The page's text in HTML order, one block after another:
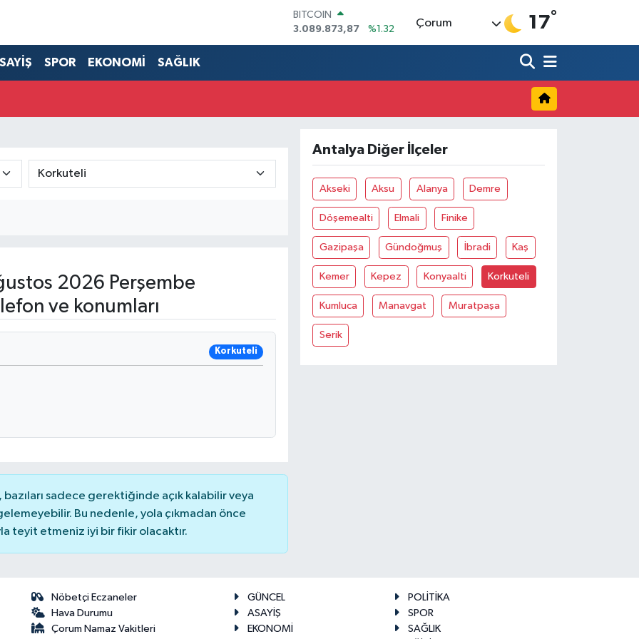
BITCOIN
3.089.873,87
%1.32
DOLAR
64,1581
%0.16
6527.85
%0.54
Çorum 17°
SPOR EKONOMİ SAĞLIK
2026 Perşembe
ve konumları
Korkuteli
sadece gerektiğinde açık kalabilir veya
Bu nedenle, yola çıkmadan önce
teyit etmeniz iyi bir fikir olacaktır.
Antalya Diğer İlçeler
Akseki Aksu Alanya Demre
Döşemealti Elmali Finike
Gazipaşa Gündoğmuş İbradi Kaş
Kemer Kepez Konyaalti Korkuteli
Kumluca Manavgat Muratpaşa
Serik
Nöbetçi Eczaneler
Hava Durumu
Çorum Namaz Vakitleri
GÜNCEL
POLİTİKA
ASAYİŞ
SPOR
EKONOMİ
SAĞLIK